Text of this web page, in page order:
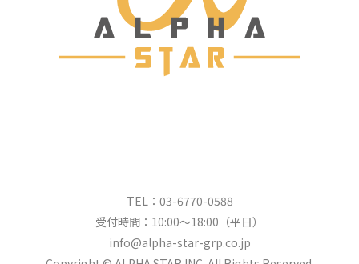
TEL：03-6770-0588
受付時間：10:00～18:00（平日）
info@alpha-star-grp.co.jp